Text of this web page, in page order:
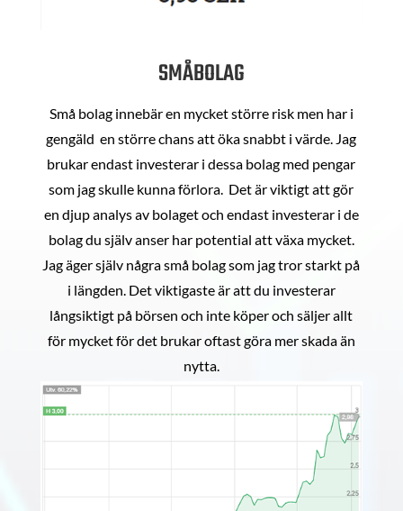
SMÅBOLAG
Små bolag innebär en mycket större risk men har i
gengäld en större chans att öka snabbt i värde. Jag
brukar endast investerar i dessa bolag med pengar
som jag skulle kunna förlora. Det är viktigt att gör
en djup analys av bolaget och endast investerar i de
bolag du själv anser har potential att växa mycket.
Jag äger själv några små bolag som jag tror starkt på
i längden. Det viktigaste är att du investerar
långsiktigt på börsen och inte köper och säljer allt
för mycket för det brukar oftast göra mer skada än
nytta.